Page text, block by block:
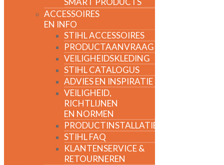
ACCESSOIRES
EN INFO
STIHL ACCESSOIRES
PRODUCTAANVRAAG
VEILIGHEIDSKLEDING
STIHL CATALOGUS
ADVIES EN INSPIRATIE
VEILIGHEID,
RICHTLIJNEN
EN NORMEN
PRODUCTINSTALLATIE
STIHL FAQ
KLANTENSERVICE &
RETOURNEREN